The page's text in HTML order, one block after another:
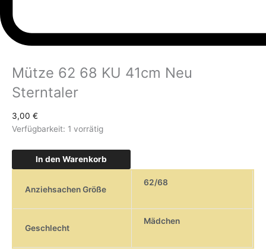
Mütze 62 68 KU 41cm Neu
Sterntaler
3,00 €
Verfügbarkeit: 1 vorrätig
In den Warenkorb
Anziehsachen Größe
62/68
Geschlecht
Mädchen